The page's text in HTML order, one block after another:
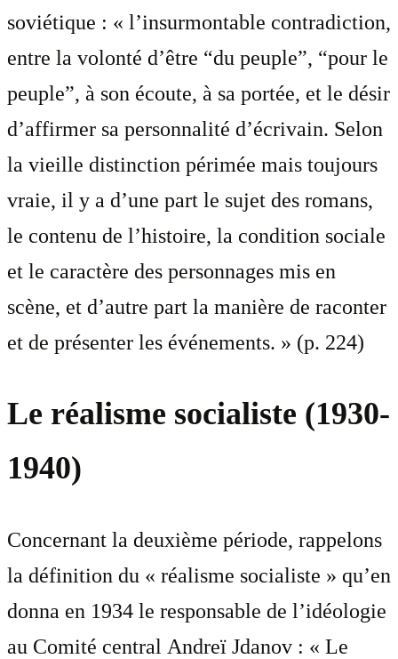
soviétique : « l’insurmontable contradiction,
entre la volonté d’être “du peuple”, “pour le
peuple”, à son écoute, à sa portée, et le désir
d’affirmer sa personnalité d’écrivain. Selon
la vieille distinction périmée mais toujours
vraie, il y a d’une part le sujet des romans,
le contenu de l’histoire, la condition sociale
et le caractère des personnages mis en
scène, et d’autre part la manière de raconter
et de présenter les événements. » (p. 224)
Le réalisme socialiste (1930-
1940)
Concernant la deuxième période, rappelons
la définition du « réalisme socialiste » qu’en
donna en 1934 le responsable de l’idéologie
au Comité central Andreï Jdanov : « Le